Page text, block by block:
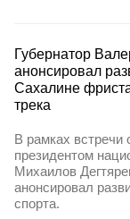
Губернатор
анонсировал
Сахалине
трека
В рамках встречи
президентом
Михаилов
анонсировал
спорта.